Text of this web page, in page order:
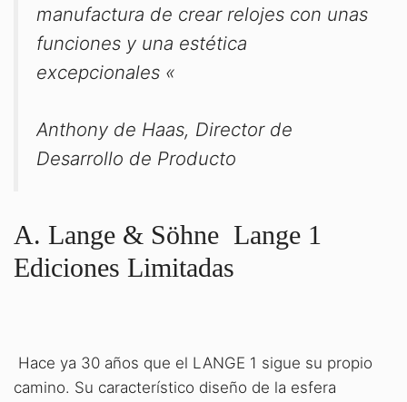
manufactura de crear relojes con unas
funciones y una estética
excepcionales «
Anthony de Haas, Director de
Desarrollo de Producto
A. Lange & Söhne Lange 1
Ediciones Limitadas
Hace ya 30 años que el LANGE 1 sigue su propio
camino. Su característico diseño de la esfera